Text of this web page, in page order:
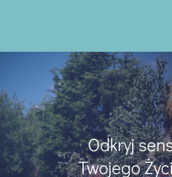
Odkryj
Twojego